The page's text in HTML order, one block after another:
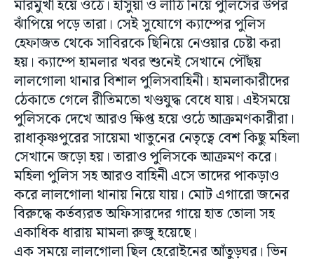
মারমুখী হয়ে ওঠে। হাসুয়া ও লাঠি নিয়ে পুলিসের উপর
ঝাঁপিয়ে পড়ে তারা। সেই সুযোগে ক্যাম্পের পুলিস
হেফাজত থেকে সাবিরকে ছিনিয়ে নেওয়ার চেষ্টা করা
হয়। ক্যাম্পে হামলার খবর শুনেই সেখানে পৌঁছয়
লালগোলা থানার বিশাল পুলিসবাহিনী। হামলাকারীদের
ঠেকাতে গেলে রীতিমতো খণ্ডযুদ্ধ বেধে যায়। এইসময়ে
পুলিসকে দেখে আরও ক্ষিপ্ত হয়ে ওঠে আক্রমণকারীরা।
রাধাকৃষ্ণপুরের সায়েমা খাতুনের নেতৃত্বে বেশ কিছু মহিলা
সেখানে জড়ো হয়। তারাও পুলিসকে আক্রমণ করে।
মহিলা পুলিস সহ আরও বাহিনী এসে তাদের পাকড়াও
করে লালগোলা থানায় নিয়ে যায়। মোট এগারো জনের
বিরুদ্ধে কর্তব্যরত অফিসারদের গায়ে হাত তোলা সহ
একাধিক ধারায় মামলা রুজু হয়েছে।
এক সময়ে লালগোলা ছিল হেরোইনের আঁতুড়ঘর। ভিন